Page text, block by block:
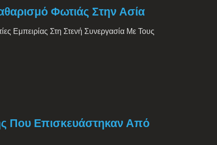
Φωτιάς Στην Ασία
Εμπειρίας Στη Στενή Συνεργασία Με Τους
Που Επισκευάστηκαν Από